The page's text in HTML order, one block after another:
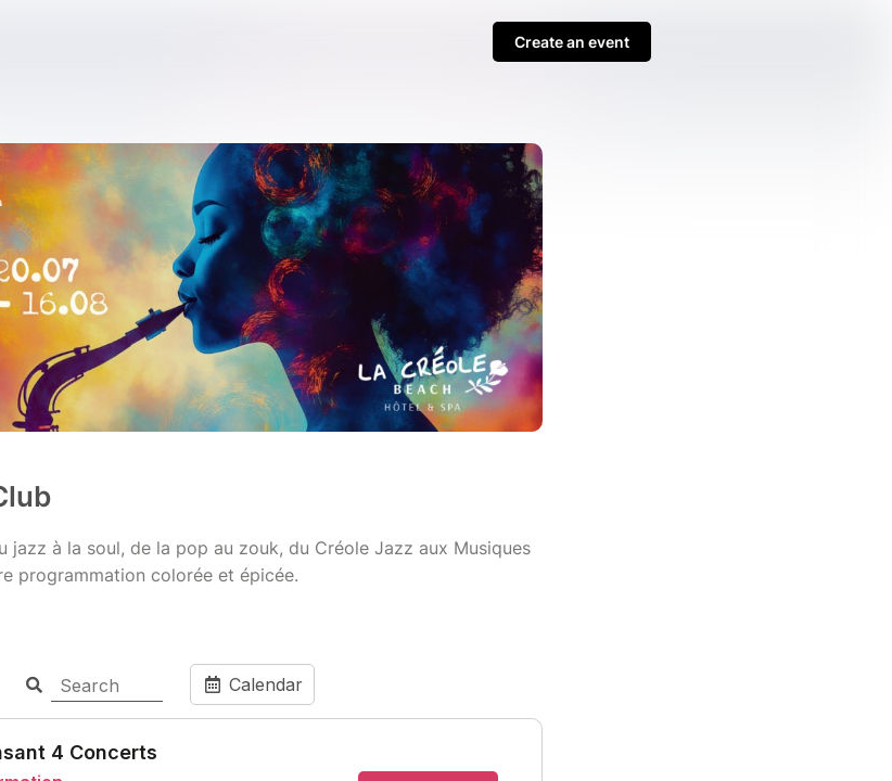
Create an event
jazz à la soul, de la pop au zouk, du Créole Jazz aux Musiques
programmation colorée et épicée.